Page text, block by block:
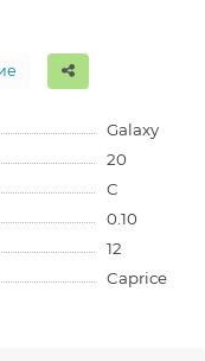
Galaxy
20
C
0.10
12
Caprice